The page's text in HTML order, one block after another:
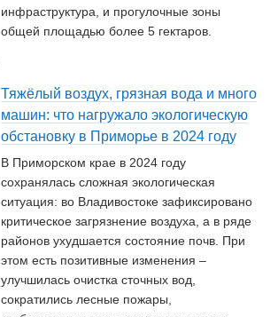
инфраструктура, и прогулочные зоны
общей площадью более 5 гектаров.
Тяжёлый воздух, грязная вода и много
машин: что нагружало экологическую
обстановку в Приморье в 2024 году
В Приморском крае в 2024 году
сохранялась сложная экологическая
ситуация: во Владивостоке зафиксировано
критическое загрязнение воздуха, а в ряде
районов ухудшается состояние почв. При
этом есть позитивные изменения –
улучшилась очистка сточных вод,
сократились лесные пожары,